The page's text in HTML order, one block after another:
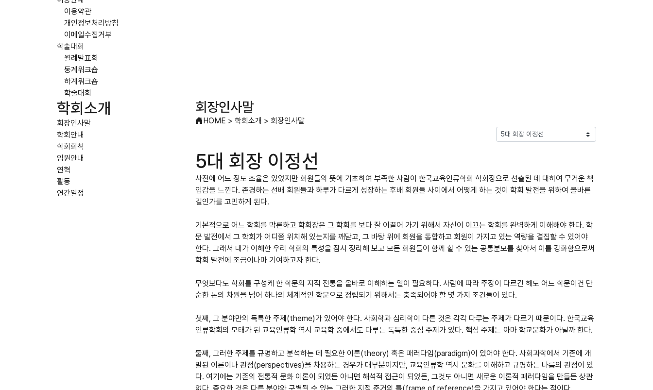
이용약관
개인정보처리방침
이메일수집거부
학술대회
월례발표회
동계워크숍
하계워크숍
학술대회
학회소개
회장인사말
학회안내
학회회칙
임원안내
연혁
활동
연간일정
회장인사말
HOME > 학회소개 > 회장인사말
5대 회장 이정선
사전에 어느 정도 조율은 있었지만 회원들의 뜻에 기초하여 부족한 사람이 한국교육인류학회 학회장으로 선출된 데 대하여 무거운 책
임감을 느낀다. 존경하는 선배 회원들과 하루가 다르게 성장하는 후배 회원들 사이에서 어떻게 하는 것이 학회 발전을 위하여 올바른
길인가를 고민하게 된다.
기본적으로 어느 학회를 막론하고 학회장은 그 학회를 보다 잘 이끌어 가기 위해서 자신이 이끄는 학회를 완벽하게 이해해야 한다. 학
문 발전에서 그 학회가 어디쯤 위치해 있는지를 깨닫고, 그 바탕 위에 회원을 통합하고 회원이 가지고 있는 역량을 결집할 수 있어야
한다. 그래서 내가 이해한 우리 학회의 특성을 잠시 정리해 보고 모든 회원들이 함께 할 수 있는 공통분모를 찾아서 이를 강화함으로써
학회 발전에 조금이나마 기여하고자 한다.
무엇보다도 학회를 구성케 한 학문의 지적 전통을 올바로 이해하는 일이 필요하다. 사람에 따라 주장이 다르긴 해도 어느 학문이건 단
순한 논의 차원을 넘어 하나의 체계적인 학문으로 정립되기 위해서는 충족되어야 할 몇 가지 조건들이 있다.
첫째, 그 분야만의 독특한 주제(theme)가 있어야 한다. 사회학과 심리학이 다른 것은 각각 다루는 주제가 다르기 때문이다. 한국교육
인류학회의 모태가 된 교육인류학 역시 교육학 중에서도 다루는 독특한 중심 주제가 있다. 핵심 주제는 아마 학교문화가 아닐까 한다.
둘째, 그러한 주제를 규명하고 분석하는 데 필요한 이론(theory) 혹은 패러다임(paradigm)이 있어야 한다. 사회과학에서 기존에 개
발된 이론이나 관점(perspectives)을 차용하는 경우가 대부분이지만, 교육인류학 역시 문화를 이해하고 규명하는 나름의 관점이 있
다. 여기에는 기존의 전통적 문화 이론이 되었든 아니면 해석적 접근이 되었든, 그것도 아니면 새로운 이론적 패러다임을 만들든 상관